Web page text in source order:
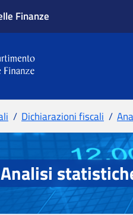
Analisi